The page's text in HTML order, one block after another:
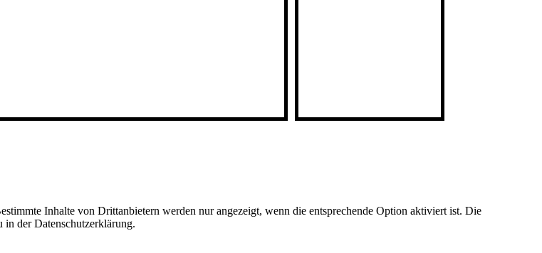
Inhalte von Drittanbietern werden nur angezeigt, wenn die entsprechende Option aktiviert ist. Die
der Datenschutzerklärung.